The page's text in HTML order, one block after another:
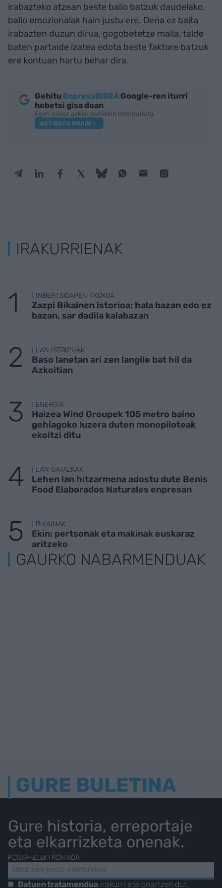
irabazteko atzean beste balio batzuk daudelako,
balio emozionalak hain justu ere. Dena ez baita
irabazten duzun dirua, gogobetetze maila, talde
baten partaide izatea edota beste faktore batzuk
ere kontuan hartu behar dira.
Gehitu EnpresaBIDEA Google-ren iturri
hobetsi gisa doan
Egon zaitez azken berriekin informatuta
AKTIBATU ORAIN
IRAKURRIENAK
INBERTSIOAREN TXOKOA
Zazpi Bikainen istorioa; hala bazan edo ez
bazan, sar dadila kalabazan
LAN ISTRIPUAK
Baso lanetan ari zen langile bat hil da
Azkoitian
ENERGIA
Haizea Wind Groupek 105 metro baino
gehiagoko luzera duten monopiloteak
ekoitzi ditu
LAN GATAZKAK
Lehen lan hitzarmena adostu dute Benis
Food Elaborados Naturales enpresan
BIKAINAK
Ekin: pertsonak eta makinak euskaraz
aritzeko
GAURKO NABARMENDUAK
GURE BULETINA
Gure historia, erreportaje
eta elkarrizketa onenak.
POSTA-ELEKTRONIKOA
Datuen tratamenduairakurri eta onartzen dut.